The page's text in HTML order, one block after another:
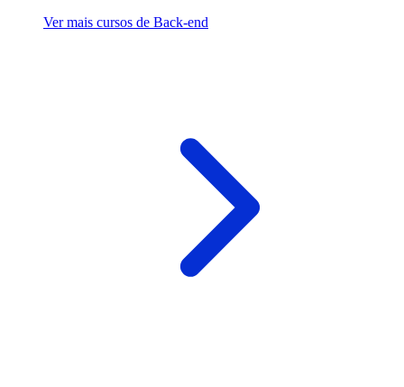
Ver mais cursos de Back-end